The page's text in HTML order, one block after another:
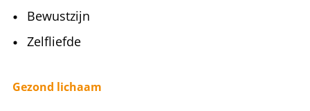
Bewustzijn
Zelfliefde
Gezond lichaam